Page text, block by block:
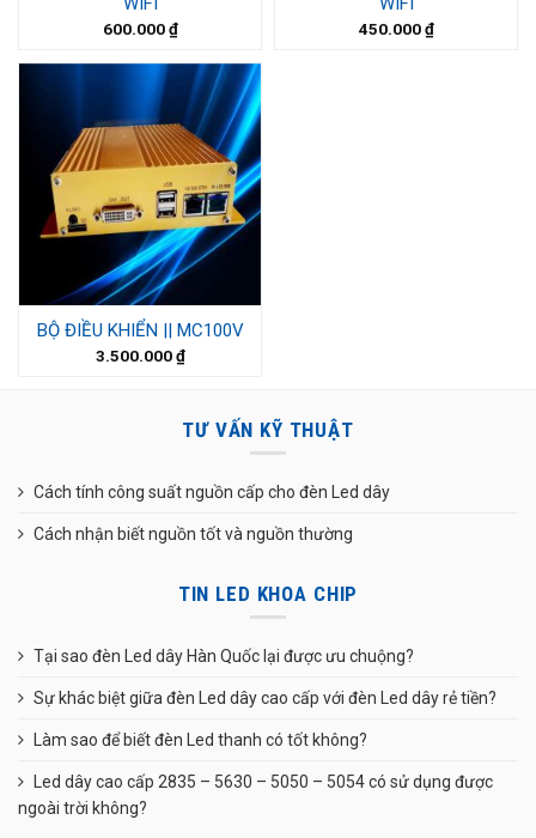
600.000₫ 450.000₫
BỘ ĐIỀU KHIỂN || MC100V
3.500.000₫
TƯ VẤN KỸ THUẬT
Cách tính công suất nguồn cấp cho đèn Led dây
Cách nhận biết nguồn tốt và nguồn thường
TIN LED KHOA CHIP
Tại sao đèn Led dây Hàn Quốc lại được ưu chuộng?
Sự khác biệt giữa đèn Led dây cao cấp với đèn Led dây rẻ tiền?
Làm sao để biết đèn Led thanh có tốt không?
Led dây cao cấp 2835 – 5630 – 5050 – 5054 có sử dụng được
ngoài trời không?